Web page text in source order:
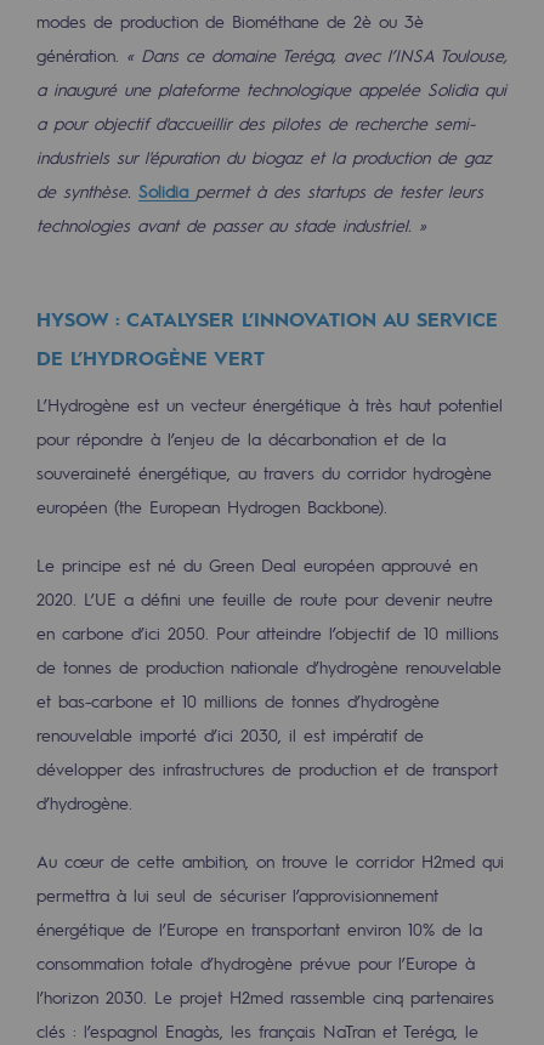
modes de production de Biométhane de 2è ou 3è
génération. « Dans ce domaine Teréga, avec l’INSA Toulouse,
a inauguré une plateforme technologique appelée Solidia qui
a pour objectif d'accueillir des pilotes de recherche semi-
industriels sur l'épuration du biogaz et la production de gaz
de synthèse. Solidia permet à des startups de tester leurs
technologies avant de passer au stade industriel. »
HYSOW : CATALYSER L’INNOVATION AU SERVICE
DE L’HYDROGÈNE VERT
L’Hydrogène est un vecteur énergétique à très haut potentiel
pour répondre à l’enjeu de la décarbonation et de la
souveraineté énergétique, au travers du corridor hydrogène
européen (the European Hydrogen Backbone).
Le principe est né du Green Deal européen approuvé en
2020. L’UE a défini une feuille de route pour devenir neutre
en carbone d’ici 2050. Pour atteindre l’objectif de 10 millions
de tonnes de production nationale d’hydrogène renouvelable
et bas-carbone et 10 millions de tonnes d’hydrogène
renouvelable importé d’ici 2030, il est impératif de
développer des infrastructures de production et de transport
d’hydrogène.
Au cœur de cette ambition, on trouve le corridor H2med qui
permettra à lui seul de sécuriser l’approvisionnement
énergétique de l’Europe en transportant environ 10% de la
consommation totale d’hydrogène prévue pour l’Europe à
l’horizon 2030. Le projet H2med rassemble cinq partenaires
clés : l’espagnol Enagàs, les français NaTran et Teréga, le